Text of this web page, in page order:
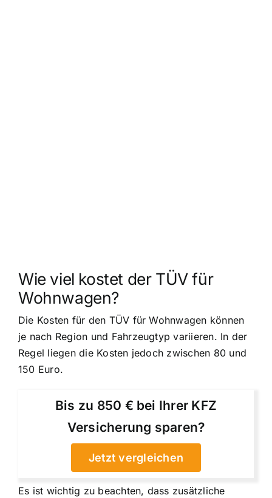
Wie viel kostet der TÜV für
Wohnwagen?
Die Kosten für den TÜV für Wohnwagen können
je nach Region und Fahrzeugtyp variieren. In der
Regel liegen die Kosten jedoch zwischen 80 und
150 Euro.
Bis zu 850 € bei Ihrer KFZ
Versicherung sparen?
Jetzt vergleichen
Es ist wichtig zu beachten, dass zusätzliche